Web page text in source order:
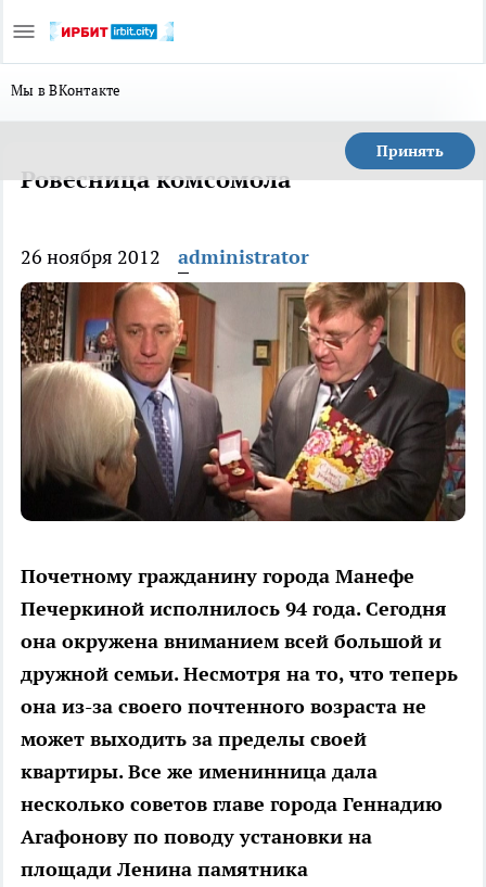
Мы в ВКонтакте
Принять
Ровесница комсомола
26 ноября 2012 administrator
Почетному гражданину города Манефе
Печеркиной исполнилось 94 года. Сегодня
она окружена вниманием всей большой и
дружной семьи. Несмотря на то, что теперь
она из-за своего почтенного возраста не
может выходить за пределы своей
квартиры. Все же именинница дала
несколько советов главе города Геннадию
Агафонову по поводу установки на
площади Ленина памятника